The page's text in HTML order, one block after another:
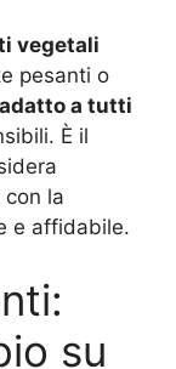
vegetali
pesanti o
adatto a tutti
È il
la
e affidabile.
su